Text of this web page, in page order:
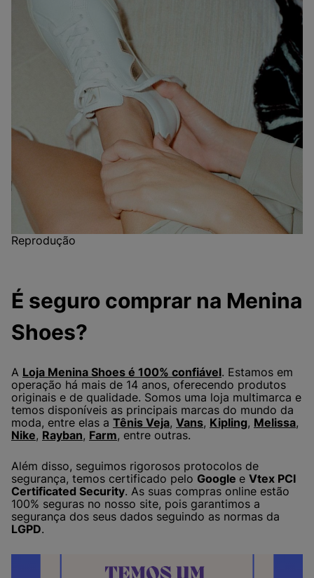
Reprodução
É seguro comprar na Menina
Shoes?
A Loja Menina Shoes é 100% confiável. Estamos em
operação há mais de 14 anos, oferecendo produtos
originais e de qualidade. Somos uma loja multimarca e
temos disponíveis as principais marcas do mundo da
moda, entre elas a Tênis Veja, Vans, Kipling, Melissa,
Nike, Rayban, Farm, entre outras.
Além disso, seguimos rigorosos protocolos de
segurança, temos certificado pelo Google e Vtex PCI
Certificated Security. As suas compras online estão
100% seguras no nosso site, pois garantimos a
segurança dos seus dados seguindo as normas da
LGPD.